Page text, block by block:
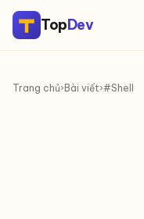
TopDev
Trang chủ› Bài viết›#Shell